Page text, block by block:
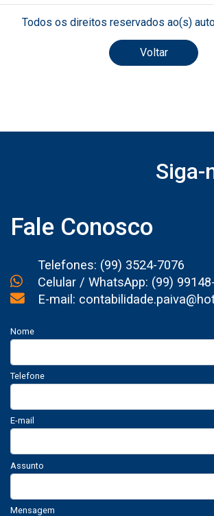
Todos os direitos reservados ao(s)
Voltar
Siga-
Fale Conosco
Telefones: (99) 3524-7076
Celular / WhatsApp: (99)
E-mail:
Nome
Telefone
E-mail
Assunto
Mensagem